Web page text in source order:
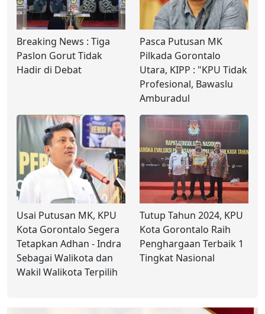
Breaking News : Tiga
Paslon Gorut Tidak
Hadir di Debat
Pasca Putusan MK
Pilkada Gorontalo
Utara, KIPP : "KPU Tidak
Profesional, Bawaslu
Amburadul
Usai Putusan MK, KPU
Kota Gorontalo Segera
Tetapkan Adhan - Indra
Sebagai Walikota dan
Wakil Walikota Terpilih
Tutup Tahun 2024, KPU
Kota Gorontalo Raih
Penghargaan Terbaik 1
Tingkat Nasional